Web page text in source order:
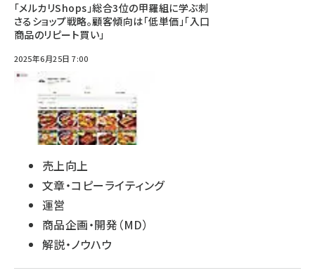
「メルカリShops」総合3位の甲羅組に学ぶ刺
さるショップ戦略。顧客傾向は「低単価」「入口
商品のリピート買い」
2025年6月25日 7:00
売上向上
文章・コピーライティング
運営
商品企画・開発（MD）
解説・ノウハウ